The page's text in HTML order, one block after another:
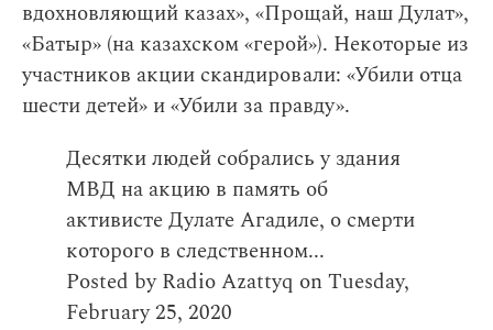
вдохновляющий казах», «Прощай, наш Дулат»,
«Батыр» (на казахском «герой»). Некоторые из
участников акции скандировали: «Убили отца
шести детей» и «Убили за правду».
Десятки людей собрались у здания
МВД на акцию в память об
активисте Дулате Агадиле, о смерти
которого в следственном...
Posted byRadio Azattyq onTuesday,
February 25, 2020